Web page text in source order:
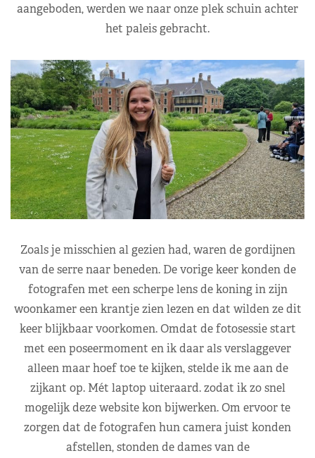
aangeboden, werden we naar onze plek schuin achter
het paleis gebracht.
Zoals je misschien al gezien had, waren de gordijnen
van de serre naar beneden. De vorige keer konden de
fotografen met een scherpe lens de koning in zijn
woonkamer een krantje zien lezen en dat wilden ze dit
keer blijkbaar voorkomen. Omdat de fotosessie start
met een poseermoment en ik daar als verslaggever
alleen maar hoef toe te kijken, stelde ik me aan de
zijkant op. Mét laptop uiteraard. zodat ik zo snel
mogelijk deze website kon bijwerken. Om ervoor te
zorgen dat de fotografen hun camera juist konden
afstellen, stonden de dames van de